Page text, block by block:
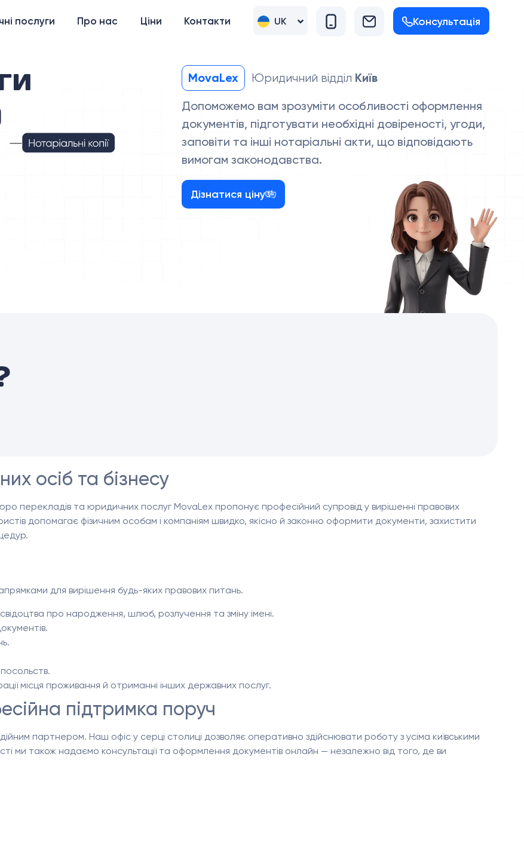
послуги Про нас Ціни Контакти UK
RU Консультація
MovaLex Юридичний відділ Київ
Допоможемо вам зрозуміти особливості оформлення
документів, підготувати необхідні довіреності, угоди,
заповіти та інші нотаріальні акти, що відповідають
вимогам законодавства.
Дізнатися ціну
осіб та бізнесу
перекладів та юридичних послуг MovaLex пропонує професійний супровід у вирішенні правових
допомагає фізичним особам і компаніям швидко, якісно й законно оформити документи, захистити
для вирішення будь-яких правових питань.
про народження, шлюб, розлучення та зміну імені.
місця проживання й отриманні інших державних послуг.
підтримка поруч
партнером. Наш офіс у серці столиці дозволяє оперативно здійснювати роботу з усіма київськими
ми також надаємо консультації та оформлення документів онлайн — незалежно від того, де ви